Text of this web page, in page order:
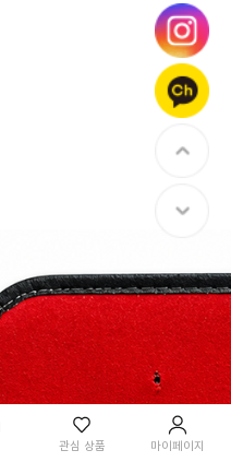
관심 상품 마이페이지